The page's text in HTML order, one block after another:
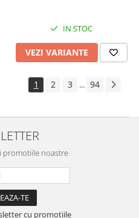
IN STOC
VEZI VARIANTE
1 2 3 ... 94
promotiile noastre
cu promotiile